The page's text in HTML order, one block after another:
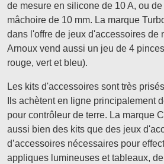
de mesure en silicone de 10 A, ou
mâchoire de 10 mm. La marque
dans l'offre de jeux d'accessoires de
Arnoux vend aussi un jeu de 4
rouge, vert et bleu).
Les kits d'accessoires sont très
Ils achètent en ligne principalement
pour contrôleur de terre. La marque
aussi bien des kits que des jeux
d’accessoires nécessaires pour
appliques lumineuses et tableaux,